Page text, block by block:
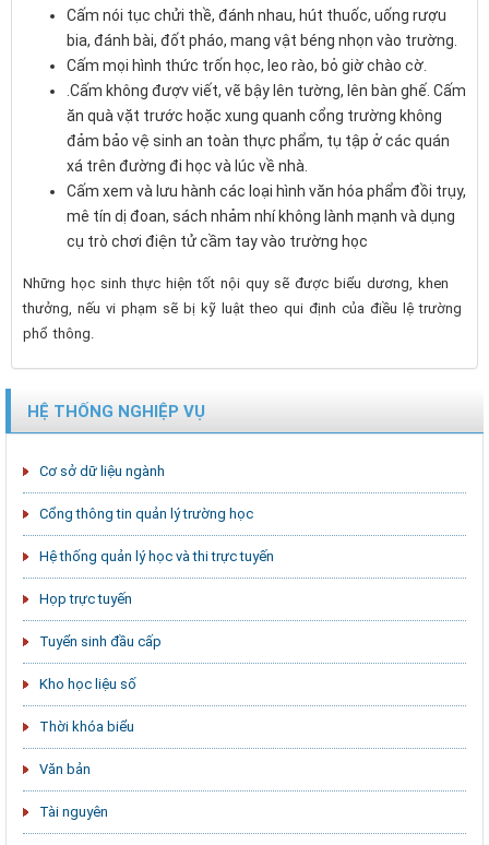
Cấm nói tục chửi thề, đánh nhau, hút thuốc, uống rượu
bia, đánh bài, đốt pháo, mang vật béng nhọn vào trường.
Cấm mọi hình thức trốn học, leo rào, bỏ giờ chào cờ.
.Cấm không đượv viết, vẽ bậy lên tường, lên bàn ghế. Cấm
ăn quà vặt trước hoặc xung quanh cổng trường không
đảm bảo vệ sinh an toàn thực phẩm, tụ tập ở các quán
xá trên đường đi học và lúc về nhà.
Cấm xem và lưu hành các loại hình văn hóa phẩm đồi trụy,
mê tín dị đoan, sách nhảm nhí không lành mạnh và dụng
cụ trò chơi điện tử cầm tay vào trường học
Những học sinh thực hiện tốt nội quy sẽ được biểu dương, khen
thưởng, nếu vi phạm sẽ bị kỹ luật theo qui định của điều lệ trường
phổ thông.
HỆ THỐNG NGHIỆP VỤ
Cơ sở dữ liệu ngành
Cổng thông tin quản lý trường học
Hệ thống quản lý học và thi trực tuyến
Họp trực tuyến
Tuyển sinh đầu cấp
Kho học liệu số
Thời khóa biểu
Văn bản
Tài nguyên